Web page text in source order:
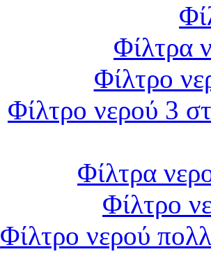
Φίλτρα
Φίλτρο
Φίλτρο νερού 3
Φίλτρα
Φίλτρο
Φίλτρο νερού